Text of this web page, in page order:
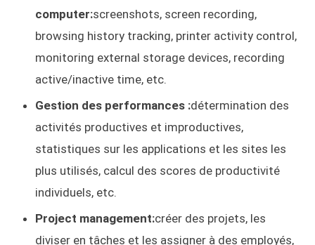
computer:screenshots, screen recording,
browsing history tracking, printer activity control,
monitoring external storage devices, recording
active/inactive time, etc.
Gestion des performances :détermination des
activités productives et improductives,
statistiques sur les applications et les sites les
plus utilisés, calcul des scores de productivité
individuels, etc.
Project management:créer des projets, les
diviser en tâches et les assigner à des employés,